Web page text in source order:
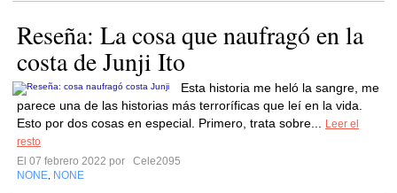
Reseña: La cosa que naufragó en la
costa de Junji Ito
Esta historia me heló la sangre, me
parece una de las historias más terroríficas que leí en la vida.
Esto por dos cosas en especial. Primero, trata sobre...
Leer el
resto
El 07 febrero 2022 por
Cele2095
NONE NONE